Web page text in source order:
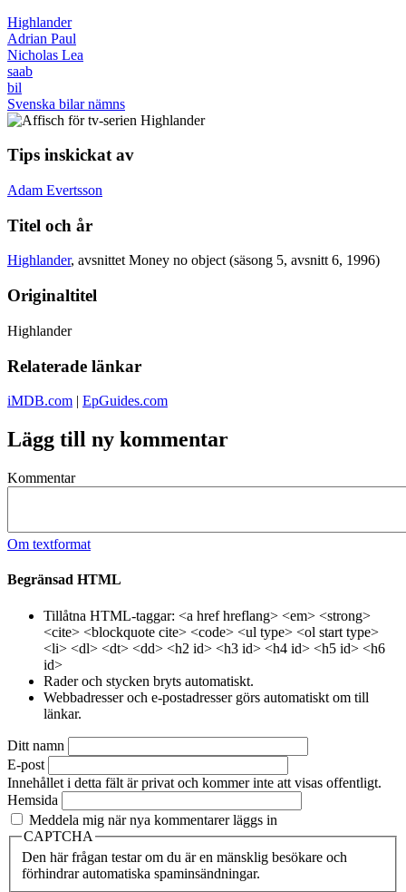
Highlander
Adrian Paul
Nicholas Lea
saab
bil
Svenska bilar nämns
Tips inskickat av
Adam Evertsson
Titel och år
Highlander, avsnittet Money no object (säsong 5, avsnitt 6, 1996)
Originaltitel
Highlander
Relaterade länkar
iMDB.com | EpGuides.com
Lägg till ny kommentar
Kommentar
Om textformat
Begränsad HTML
Tillåtna HTML-taggar: <a href hreflang> <em> <strong>
<cite> <blockquote cite> <code> <ul type> <ol start type>
<li> <dl> <dt> <dd> <h2 id> <h3 id> <h4 id> <h5 id> <h6
id>
Rader och stycken bryts automatiskt.
Webbadresser och e-postadresser görs automatiskt om till
länkar.
Ditt namn
E-post
Innehållet i detta fält är privat och kommer inte att visas offentligt.
Hemsida
Meddela mig när nya kommentarer läggs in
CAPTCHA
Den här frågan testar om du är en mänsklig besökare och
förhindrar automatiska spaminsändningar.